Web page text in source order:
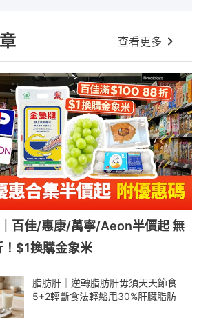
查看更多
百佳/惠康/萬寧/Aeon半價起 無
$1換購金象米
脂肪肝｜逆轉脂肪肝毋須天天節食
5+2輕斷食法輕鬆甩30%肝臟脂肪